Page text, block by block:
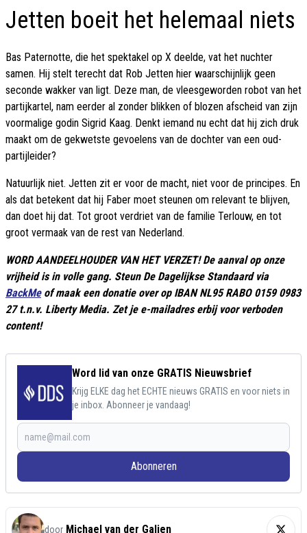
Jetten boeit het helemaal niets
Bas Paternotte, die het spektakel op X deelde, vat het nuchter
samen. Hij stelt terecht dat Rob Jetten hier waarschijnlijk geen
seconde wakker van ligt. Deze man, de vleesgeworden robot van het
partijkartel, nam eerder al zonder blikken of blozen afscheid van zijn
voormalige godin Sigrid Kaag. Denkt iemand nu echt dat hij zich druk
maakt om de gekwetste gevoelens van de dochter van een oud-
partijleider?
Natuurlijk niet. Jetten zit er voor de macht, niet voor de principes. En
als dat betekent dat hij Faber moet steunen om relevant te blijven,
dan doet hij dat. Tot groot verdriet van de familie Terlouw, en tot
groot vermaak van de rest van Nederland.
WORD AANDEELHOUDER VAN HET VERZET! De aanval op onze
vrijheid is in volle gang. Steun De Dagelijkse Standaard via
BackMeof maak een donatie over op IBAN NL95 RABO 0159 0983
27 t.n.v. Liberty Media. Zet je e-mailadres erbij voor verboden
content!
Word lid van onze GRATIS Nieuwsbrief
Krijg ELKE dag het ECHTE nieuws GRATIS en voor niets in
je inbox. Abonneer je vandaag!
Abonneren
door Michael van der Galien